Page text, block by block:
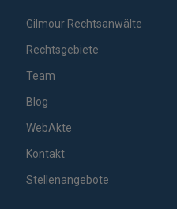
Gilmour Rechtsanwälte
Rechtsgebiete
Team
Blog
WebAkte
Kontakt
Stellenangebote